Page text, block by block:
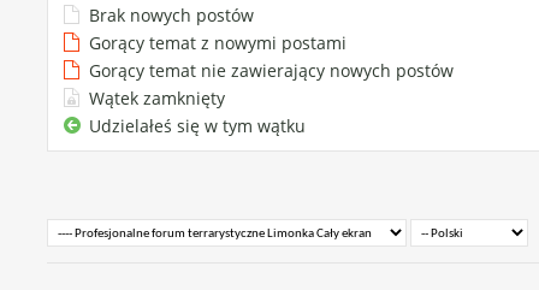
Brak nowych postów
Gorący temat z nowymi postami
Gorący temat nie zawierający nowych postów
Wątek zamknięty
Udzielałeś się w tym wątku